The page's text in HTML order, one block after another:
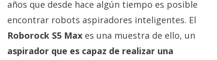
Sistemas
operativos
Profesional
años que desde hace algún tiempo es posible
encontrar robots aspiradores inteligentes. El
Roborock S5 Max es una muestra de ello, un
aspirador que es capaz de realizar una